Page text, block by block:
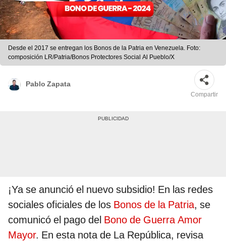
Desde el 2017 se entregan los Bonos de la Patria en Venezuela. Foto:
composición LR/Patria/Bonos Protectores Social Al Pueblo/X
Pablo Zapata
Compartir
¡Ya se anunció el nuevo subsidio! En las redes
sociales oficiales de los Bonos de la Patria, se
comunicó el pago del Bono de Guerra Amor
Mayor. En esta nota de La República, revisa